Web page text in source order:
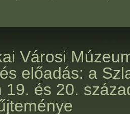
Városi
előadás: a
19. és 20.